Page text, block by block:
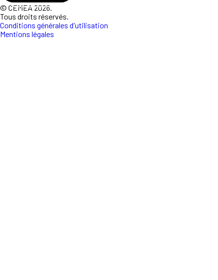
© CEMEA 2026.
Tous droits réservés.
Conditions générales d'utilisation
Mentions légales